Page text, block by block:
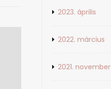
2023. április
2022. március
2021. november